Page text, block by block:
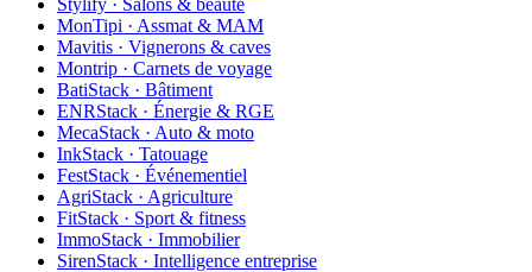
MonTipi · Assmat & MAM
Mavitis · Vignerons & caves
Montrip · Carnets de voyage
BatiStack · Bâtiment
ENRStack · Énergie & RGE
MecaStack · Auto & moto
InkStack · Tatouage
FestStack · Événementiel
AgriStack · Agriculture
FitStack · Sport & fitness
ImmoStack · Immobilier
SirenStack · Intelligence entreprise